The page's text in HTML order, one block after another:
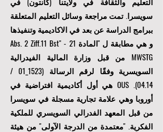
سويسرا. تمت مراجعة وسائل التعليم المتعلقة
ببرامج الدراسة عن بعد في الاكاديمية وتنفيذها
و هي مطابقة ل "المادة 21 Abs. 2 Ziff.11 Bst" -
MWSTG من قبل وزارة المالية الفيدرالية
السويسرية وفقًا لرقم الرسالة (1523_01 /
04.14). OUS هي أول أكاديمية افتراضية في
أوروبا وهي علامة تجارية مسجلة في سويسرا
من قبل المعهد الفدرالي السويسري للملكية
الفكرية. "معتمدة من الدرجة الآولى" من هيئة